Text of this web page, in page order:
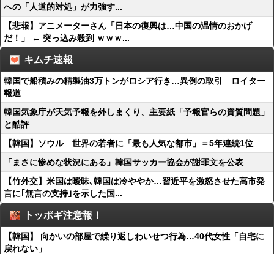
への「人道的対処」が力強す...
【悲報】アニメーターさん「日本の復興は…中国の温情のおかげ
だ！」 ← 突っ込み殺到 ｗｗｗ...
キムチ速報
韓国で船積みの精製油3万トンがロシア行き…異例の取引 ロイター
報道
韓国気象庁が天気予報を外しまくり、主要紙「予報官らの資質問題」
と酷評
【韓国】ソウル 世界の若者に「最も人気な都市」＝5年連続1位
「まさに惨めな状況にある」韓国サッカー協会が謝罪文を公表
【竹外交】米国は曖昧､韓国は冷ややか…習近平を激怒させた高市発
言に｢無言の支持｣を示した国...
トッポギ注意報！
【韓国】 向かいの部屋で繰り返しわいせつ行為…40代女性「自宅に
戻れない」